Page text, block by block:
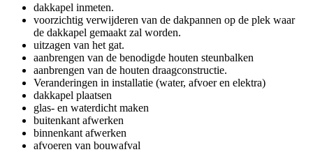
dakkapel inmeten.
voorzichtig verwijderen van de dakpannen op de plek waar
de dakkapel gemaakt zal worden.
uitzagen van het gat.
aanbrengen van de benodigde houten steunbalken
aanbrengen van de houten draagconstructie.
Veranderingen in installatie (water, afvoer en elektra)
dakkapel plaatsen
glas- en waterdicht maken
buitenkant afwerken
binnenkant afwerken
afvoeren van bouwafval